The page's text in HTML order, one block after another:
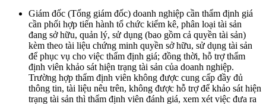
Giám đốc (Tổng giám đốc) doanh nghiệp cần thẩm định giá
cần phối hợp tiến hành tổ chức kiểm kê, phân loại tài sản
đang sở hữu, quản lý, sử dụng (bao gồm cả quyền tài sản)
kèm theo tài liệu chứng minh quyền sở hữu, sử dụng tài sản
để phục vụ cho việc thẩm định giá; đồng thời, hỗ trợ thẩm
định viên khảo sát hiện trạng tài sản của doanh nghiệp.
Trường hợp thẩm định viên không được cung cấp đầy đủ
thông tin, tài liệu nêu trên, không được hỗ trợ để khảo sát hiện
trạng tài sản thì thẩm định viên đánh giá, xem xét việc đưa ra